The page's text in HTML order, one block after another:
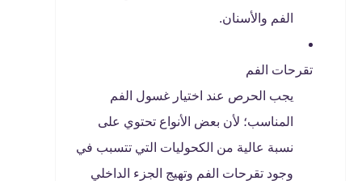
الفم والأسنان.
تقرحات الفم
يجب الحرص عند اختيار غسول الفم
المناسب؛ لأن بعض الأنواع تحتوي على
نسبة عالية من الكحوليات التي تتسبب في
وجود تقرحات الفم وتهيج الجزء الداخلي